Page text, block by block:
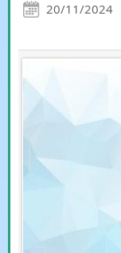
20/11/2024